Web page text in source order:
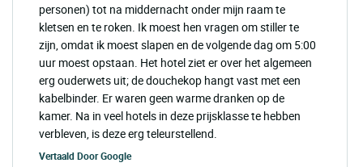
personen) tot na middernacht onder mijn raam te
kletsen en te roken. Ik moest hen vragen om stiller te
zijn, omdat ik moest slapen en de volgende dag om 5:00
uur moest opstaan. Het hotel ziet er over het algemeen
erg ouderwets uit; de douchekop hangt vast met een
kabelbinder. Er waren geen warme dranken op de
kamer. Na in veel hotels in deze prijsklasse te hebben
verbleven, is deze erg teleurstellend.
Vertaald DoorGoogle